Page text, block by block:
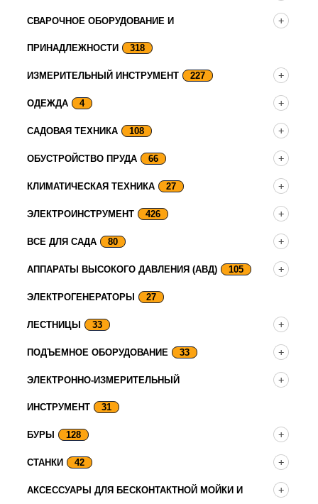
СВАРОЧНОЕ ОБОРУДОВАНИЕ И
ПРИНАДЛЕЖНОСТИ 318
ИЗМЕРИТЕЛЬНЫЙ ИНСТРУМЕНТ 227
ОДЕЖДА 4
САДОВАЯ ТЕХНИКА 108
ОБУСТРОЙСТВО ПРУДА 66
КЛИМАТИЧЕСКАЯ ТЕХНИКА 27
ЭЛЕКТРОИНСТРУМЕНТ 426
ВСЕ ДЛЯ САДА 80
АППАРАТЫ ВЫСОКОГО ДАВЛЕНИЯ (АВД) 105
ЭЛЕКТРОГЕНЕРАТОРЫ 27
ЛЕСТНИЦЫ 33
ПОДЪЕМНОЕ ОБОРУДОВАНИЕ 33
ЭЛЕКТРОННО-ИЗМЕРИТЕЛЬНЫЙ
ИНСТРУМЕНТ 31
БУРЫ 128
СТАНКИ 42
АКСЕССУАРЫ ДЛЯ БЕСКОНТАКТНОЙ МОЙКИ И